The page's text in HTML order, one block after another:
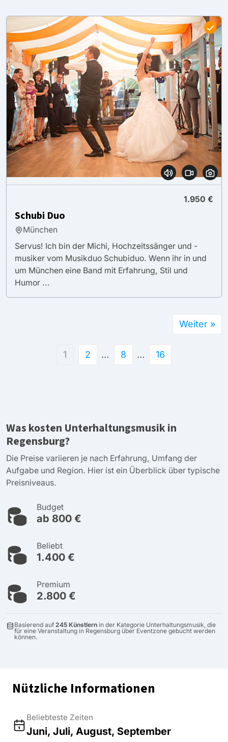
1.950 €
Schubi Duo
München
Servus! Ich bin der Michi, Hochzeitssänger und -
musiker vom Musikduo Schubiduo. Wenn ihr in und
um München eine Band mit Erfahrung, Stil und
Humor ...
1 2 … 8 … 16
Weiter »
Was kosten Unterhaltungsmusik in
Regensburg?
Die Preise variieren je nach Erfahrung, Umfang der
Aufgabe und Region. Hier ist ein Überblick über typische
Preisniveaus.
Budget
ab 800 €
Beliebt
1.400 €
Premium
2.800 €
Basierend auf 245 Künstlern in der Kategorie Unterhaltungsmusik, die
für eine Veranstaltung in Regensburg über Eventzone gebucht werden
können.
Nützliche Informationen
Beliebteste Zeiten
Juni, Juli, August, September